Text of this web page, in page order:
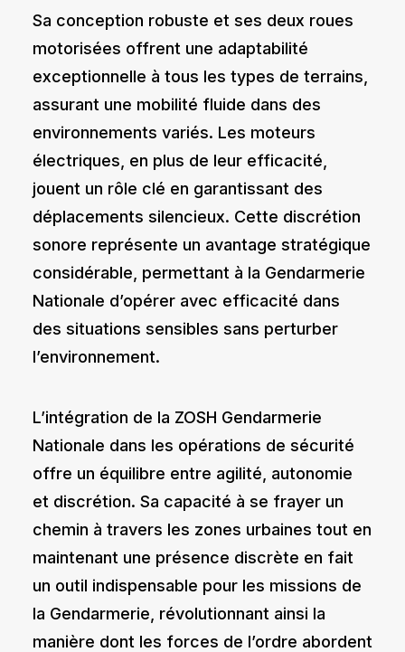
Sa conception robuste et ses deux roues
motorisées offrent une adaptabilité
exceptionnelle à tous les types de terrains,
assurant une mobilité fluide dans des
environnements variés. Les moteurs
électriques, en plus de leur efficacité,
jouent un rôle clé en garantissant des
déplacements silencieux. Cette discrétion
sonore représente un avantage stratégique
considérable, permettant à la Gendarmerie
Nationale d’opérer avec efficacité dans
des situations sensibles sans perturber
l’environnement.
L’intégration de la ZOSH Gendarmerie
Nationale dans les opérations de sécurité
offre un équilibre entre agilité, autonomie
et discrétion. Sa capacité à se frayer un
chemin à travers les zones urbaines tout en
maintenant une présence discrète en fait
un outil indispensable pour les missions de
la Gendarmerie, révolutionnant ainsi la
manière dont les forces de l’ordre abordent